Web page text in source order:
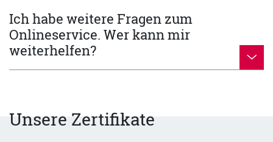
Ich habe weitere Fragen zum
Onlineservice. Wer kann mir
weiterhelfen?
Unsere Zertifikate